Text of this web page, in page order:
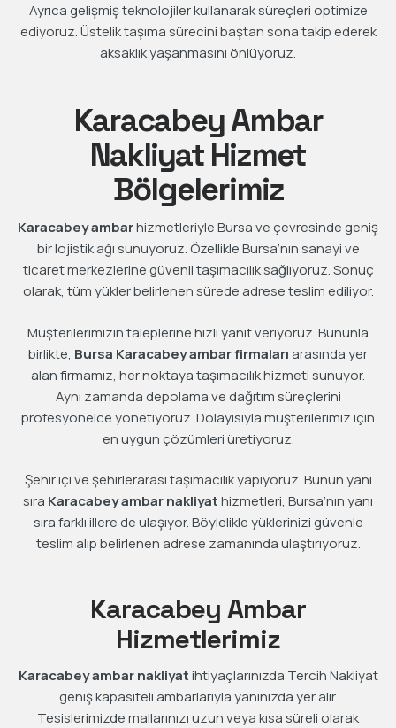
Ayrıca gelişmiş teknolojiler kullanarak süreçleri optimize
ediyoruz. Üstelik taşıma sürecini baştan sona takip ederek
aksaklık yaşanmasını önlüyoruz.
Karacabey Ambar
Nakliyat Hizmet
Bölgelerimiz
Karacabey ambarhizmetleriyle Bursa ve çevresinde geniş
bir lojistik ağı sunuyoruz. Özellikle Bursa’nın sanayi ve
ticaret merkezlerine güvenli taşımacılık sağlıyoruz. Sonuç
olarak, tüm yükler belirlenen sürede adrese teslim ediliyor.
Müşterilerimizin taleplerine hızlı yanıt veriyoruz. Bununla
birlikte, Bursa Karacabey ambar firmalarıarasında yer
alan firmamız, her noktaya taşımacılık hizmeti sunuyor.
Aynı zamanda depolama ve dağıtım süreçlerini
profesyonelce yönetiyoruz. Dolayısıyla müşterilerimiz için
en uygun çözümleri üretiyoruz.
Şehir içi ve şehirlerarası taşımacılık yapıyoruz. Bunun yanı
sıra Karacabey ambar nakliyathizmetleri, Bursa’nın yanı
sıra farklı illere de ulaşıyor. Böylelikle yüklerinizi güvenle
teslim alıp belirlenen adrese zamanında ulaştırıyoruz.
Karacabey Ambar
Hizmetlerimiz
Karacabey ambar nakliyatihtiyaçlarınızda Tercih Nakliyat
geniş kapasiteli ambarlarıyla yanınızda yer alır.
Tesislerimizde mallarınızı uzun veya kısa süreli olarak